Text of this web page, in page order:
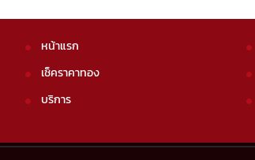
หน้าแรก
เช็คราคาทอง
บริการ